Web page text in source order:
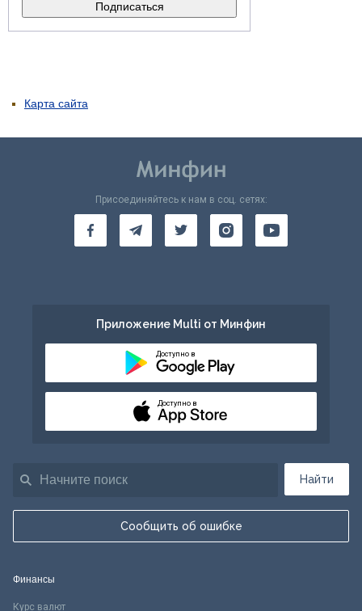
Карта сайта
Найти
Сообщить об ошибке
Присоединяйтесь к нам в соц. сетях:
Приложение Multi от Минфин
Доступно в
Доступно в
Финансы
Курс валют